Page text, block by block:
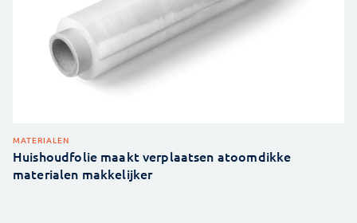
MATERIALEN
Huishoudfolie maakt verplaatsen atoomdikke
materialen makkelijker